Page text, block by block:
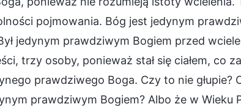
pojmowania. Bóg jest jedynym
jedynym prawdziwym Bogiem przed
trzy osoby, ponieważ stał się ciałem, co
prawdziwego Boga. Czy to nie głupie?
prawdziwym Bogiem? Albo że w Wieku